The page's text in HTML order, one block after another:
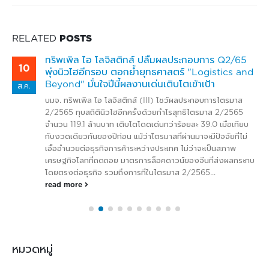
RELATED POSTS
10
ส.ค.
ทริพเพิล ไอ โลจิสติกส์ ปลื้มผลประกอบการ Q2/65
พุ่งนิวไฮอีกรอบ ตอกย้ำยุทธศาสตร์ "Logistics and
Beyond" มั่นใจปีนี้ผลงานเด่นเติบโตเข้าเป้า
บมจ. ทริพเพิล ไอ โลจิสติกส์ (III) โชว์ผลประกอบการไตรมาส
2/2565 ทุบสถิตินิวไฮอีกครั้งด้วยกำไรสุทธิไตรมาส 2/2565
จำนวน 119.1 ล้านบาท เติบโตโดดเด่นกว่าร้อยละ 39.0 เมื่อเทียบ
กับงวดเดียวกันของปีก่อน แม้ว่าไตรมาสที่ผ่านมาจะมีปัจจัยที่ไม่
เอื้ออำนวยต่อธุรกิจการค้าระหว่างประเทศ ไม่ว่าจะเป็นสภาพ
เศรษฐกิจโลกที่ถดถอย มาตรการล็อคดาวน์ของจีนที่ส่งผลกระทบ
โดยตรงต่อธุรกิจ รวมถึงการที่ในไตรมาส 2/2565...
read more
หมวดหมู่